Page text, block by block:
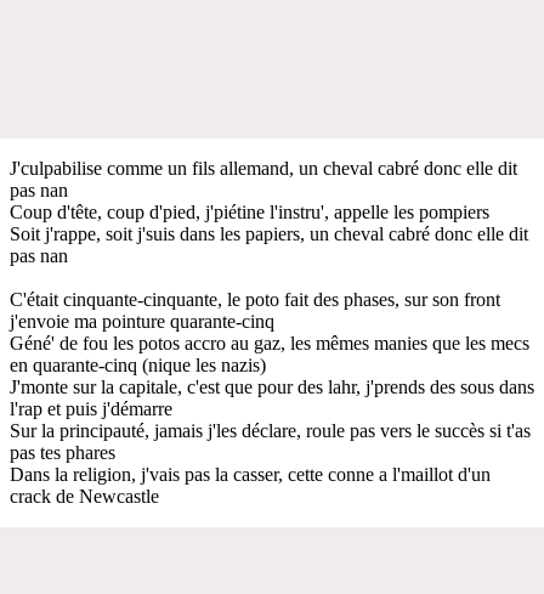
J'culpabilise comme un fils allemand, un cheval cabré donc elle dit
pas nan
Coup d'tête, coup d'pied, j'piétine l'instru', appelle les pompiers
Soit j'rappe, soit j'suis dans les papiers, un cheval cabré donc elle dit
pas nan
C'était cinquante-cinquante, le poto fait des phases, sur son front
j'envoie ma pointure quarante-cinq
Géné' de fou les potos accro au gaz, les mêmes manies que les mecs
en quarante-cinq (nique les nazis)
J'monte sur la capitale, c'est que pour des lahr, j'prends des sous dans
l'rap et puis j'démarre
Sur la principauté, jamais j'les déclare, roule pas vers le succès si t'as
pas tes phares
Dans la religion, j'vais pas la casser, cette conne a l'maillot d'un
crack de Newcastle